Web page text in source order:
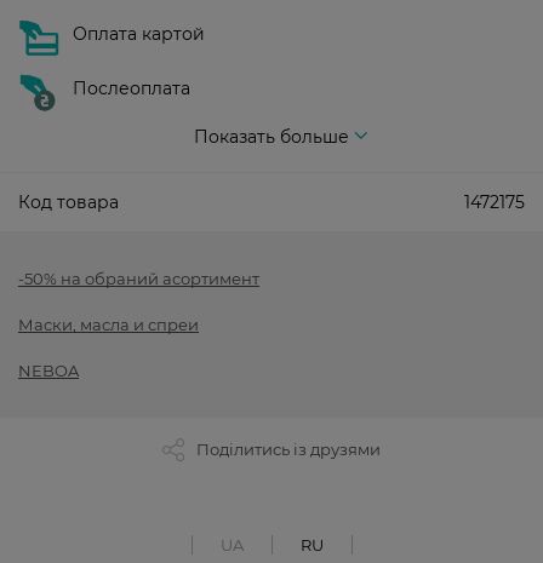
Оплата картой
Послеоплата
Показать больше
Код товара 1472175
-50% на обраний асортимент
Маски, масла и спреи
NEBOA
Поділитись із друзями
UA RU